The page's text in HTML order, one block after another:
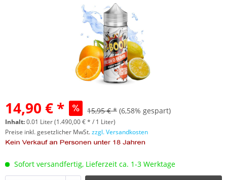
14,90 € * 15,95 € * (6,58% gespart)
Inhalt:0.01 Liter (1.490,00 € * / 1 Liter)
Preise inkl. gesetzlicher MwSt.zzgl. Versandkosten
Sofort versandfertig, Lieferzeit ca. 1-3 Werktage